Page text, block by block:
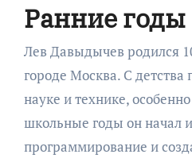
Ранние годы
Лев Давыдычев родился
городе Москва. С детства
науке и технике,
школьные годы он начал
программирование и